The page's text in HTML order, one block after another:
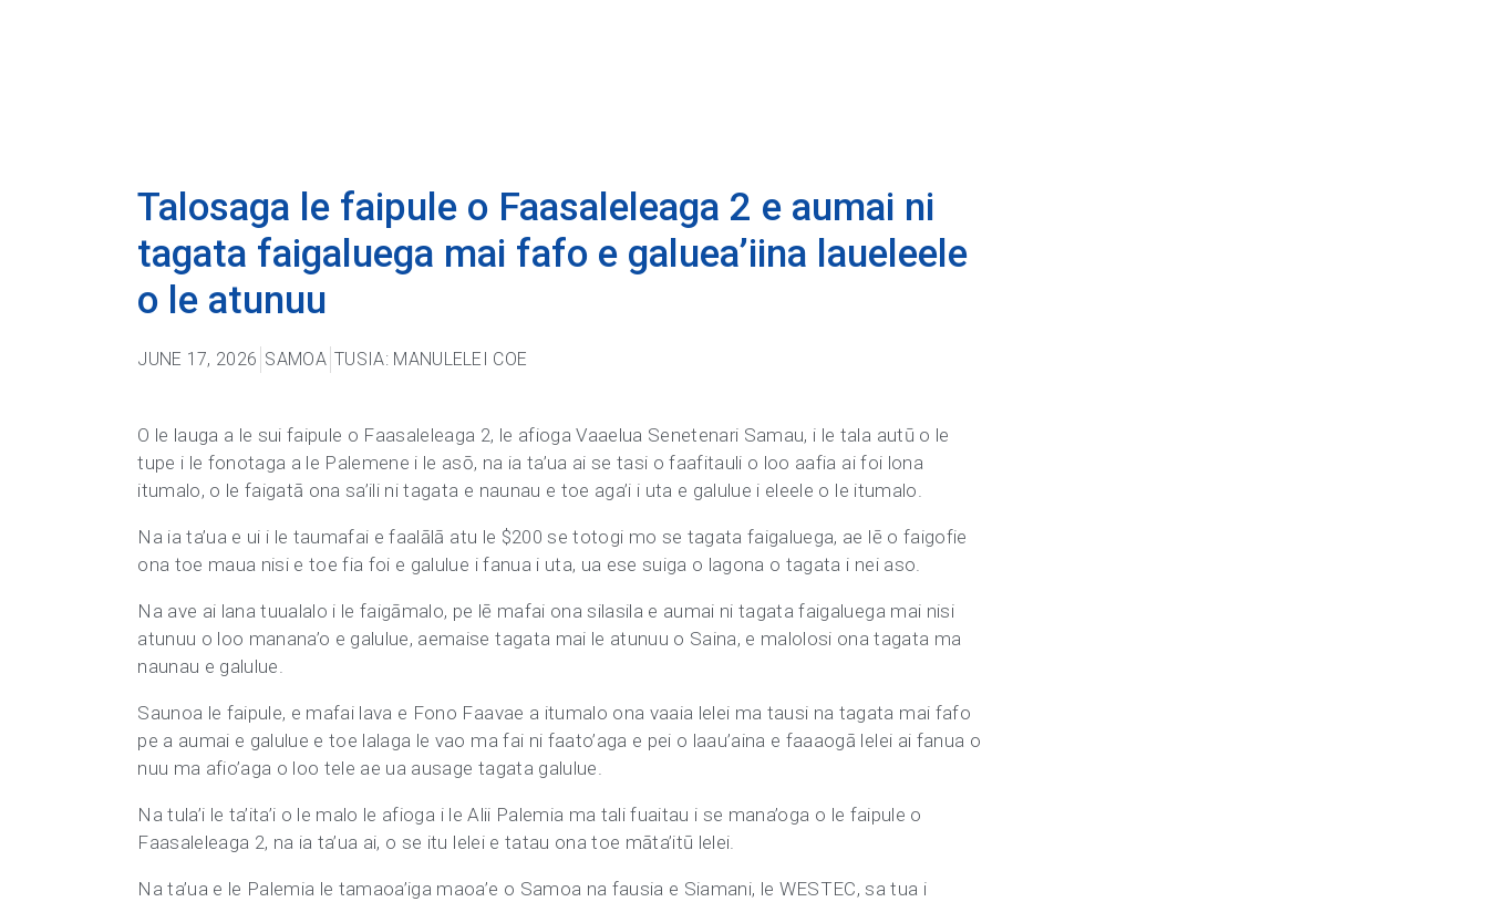
Talosaga le faipule o Faasaleleaga 2 e aumai ni
tagata faigaluega mai fafo e galuea’iina laueleele
o le atunuu
JUNE 17, 2026 SAMOA TUSIA: MANULELEI COE
O le lauga a le sui faipule o Faasaleleaga 2, le afioga Vaaelua Senetenari Samau, i le tala autū o le
tupe i le fonotaga a le Palemene i le asō, na ia ta’ua ai se tasi o faafitauli o loo aafia ai foi lona
itumalo, o le faigatā ona sa’ili ni tagata e naunau e toe aga’i i uta e galulue i eleele o le itumalo.
Na ia ta’ua e ui i le taumafai e faalālā atu le $200 se totogi mo se tagata faigaluega, ae lē o faigofie
ona toe maua nisi e toe fia foi e galulue i fanua i uta, ua ese suiga o lagona o tagata i nei aso.
Na ave ai lana tuualalo i le faigāmalo, pe lē mafai ona silasila e aumai ni tagata faigaluega mai nisi
atunuu o loo manana’o e galulue, aemaise tagata mai le atunuu o Saina, e malolosi ona tagata ma
naunau e galulue.
Saunoa le faipule, e mafai lava e Fono Faavae a itumalo ona vaaia lelei ma tausi na tagata mai fafo
pe a aumai e galulue e toe lalaga le vao ma fai ni faato’aga e pei o laau’aina e faaaogā lelei ai fanua o
nuu ma afio’aga o loo tele ae ua ausage tagata galulue.
Na tula’i le ta’ita’i o le malo le afioga i le Alii Palemia ma tali fuaitau i se mana’oga o le faipule o
Faasaleleaga 2, na ia ta’ua ai, o se itu lelei e tatau ona toe māta’itū lelei.
Na ta’ua e le Palemia le tamaoa’iga maoa’e o Samoa na fausia e Siamani, le WESTEC, sa tua i